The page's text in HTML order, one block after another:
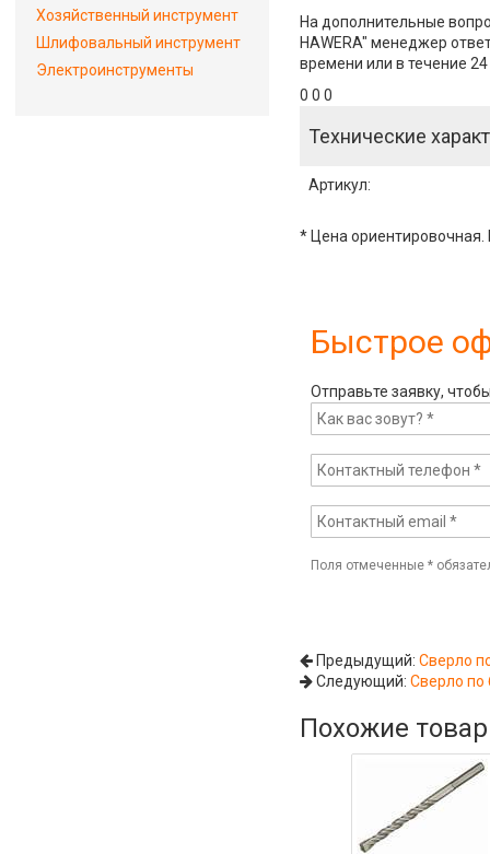
На дополнительные
HAWERA" менеджер
времени или в течение
0 0 0
Технические
Артикул:
* Цена ориентировочная.
Быстрое
Отправьте заявку,
Поля отмеченные*
Предыдущий:Сверло
Следующий:Сверло по
Похожие
Хозяйственный инструмент
Шлифовальный инструмент
Электроинструменты